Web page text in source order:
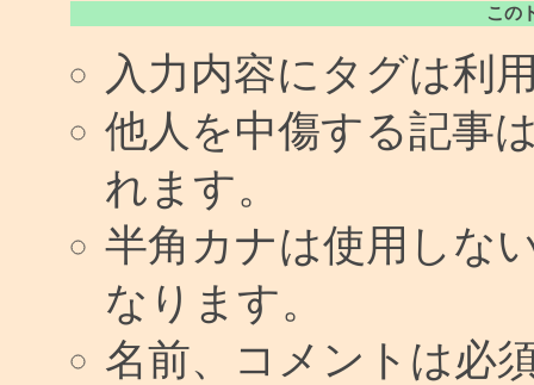
この
入力内容にタグは利
他人を中傷する記事
れます。
半角カナは使用しな
なります。
名前、コメントは必